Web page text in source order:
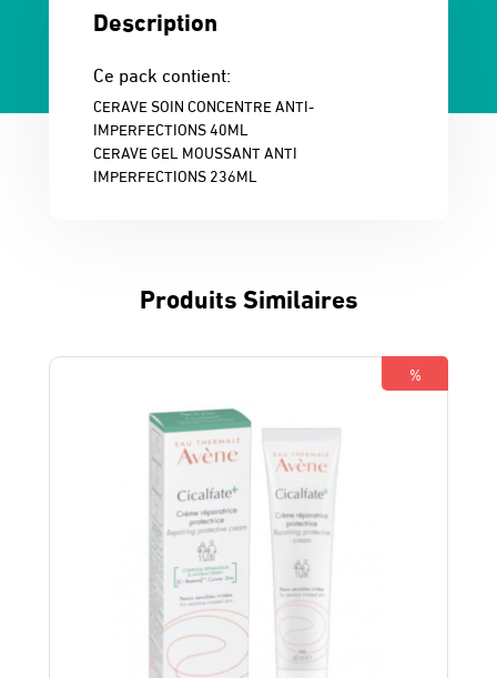
Description
Ce pack contient:
CERAVE SOIN CONCENTRE ANTI-
IMPERFECTIONS 40ML
CERAVE GEL MOUSSANT ANTI
IMPERFECTIONS 236ML
Produits Similaires
%